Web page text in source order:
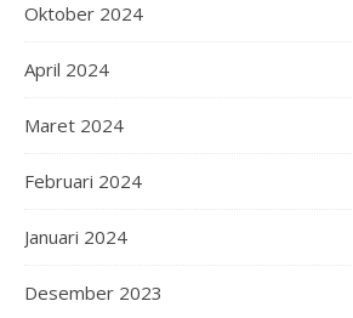
Oktober 2024
April 2024
Maret 2024
Februari 2024
Januari 2024
Desember 2023